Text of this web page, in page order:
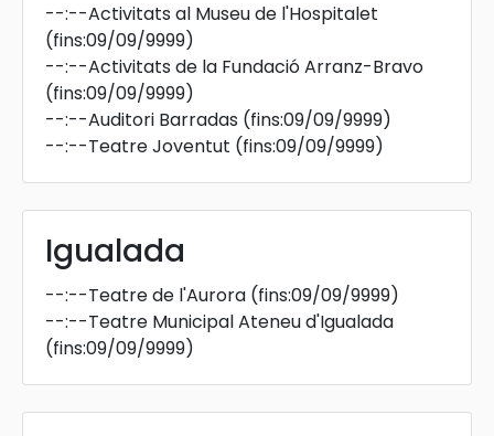
--:--Activitats al Museu de l'Hospitalet
(fins:09/09/9999)
--:--Activitats de la Fundació Arranz-Bravo
(fins:09/09/9999)
--:--Auditori Barradas (fins:09/09/9999)
--:--Teatre Joventut (fins:09/09/9999)
Igualada
--:--Teatre de l'Aurora (fins:09/09/9999)
--:--Teatre Municipal Ateneu d'Igualada
(fins:09/09/9999)